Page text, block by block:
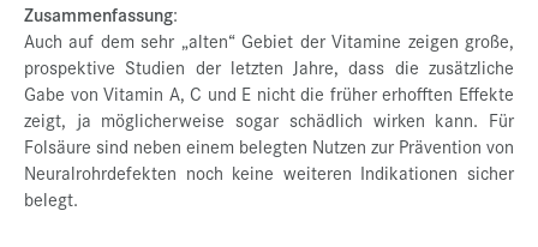
Zusammenfassung:
Auch auf dem sehr „alten“ Gebiet der Vitamine zeigen große,
prospektive Studien der letzten Jahre, dass die zusätzliche
Gabe von Vitamin A, C und E nicht die früher erhofften Effekte
zeigt, ja möglicherweise sogar schädlich wirken kann. Für
Folsäure sind neben einem belegten Nutzen zur Prävention von
Neuralrohrdefekten noch keine weiteren Indikationen sicher
belegt.